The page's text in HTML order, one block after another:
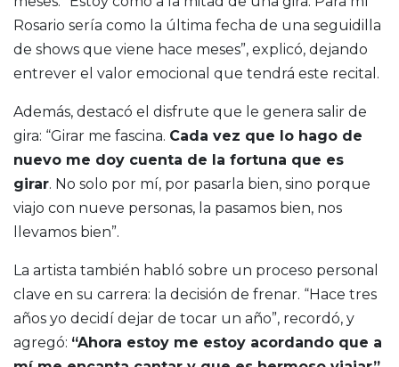
Rosario sería como la última fecha de una seguidilla
de shows que viene hace meses”, explicó, dejando
entrever el valor emocional que tendrá este recital.
Además, destacó el disfrute que le genera salir de
gira: “Girar me fascina. Cada vez que lo hago de
nuevo me doy cuenta de la fortuna que es
girar. No solo por mí, por pasarla bien, sino porque
viajo con nueve personas, la pasamos bien, nos
llevamos bien”.
La artista también habló sobre un proceso personal
clave en su carrera: la decisión de frenar. “Hace tres
años yo decidí dejar de tocar un año”, recordó, y
agregó: “Ahora estoy me estoy acordando que a